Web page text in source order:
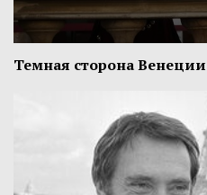
Темная сторона Венеции